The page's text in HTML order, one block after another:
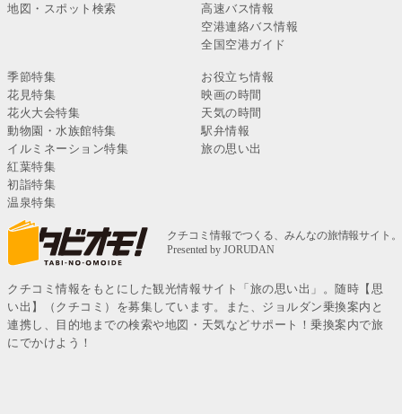
地図・スポット検索
高速バス情報
空港連絡バス情報
全国空港ガイド
季節特集
花見特集
花火大会特集
動物園・水族館特集
イルミネーション特集
紅葉特集
初詣特集
温泉特集
お役立ち情報
映画の時間
天気の時間
駅弁情報
旅の思い出
クチコミ情報をもとにした観光情報サイト「旅の思い出」。随時【思
い出】（クチコミ）を募集しています。また、ジョルダン乗換案内と
連携し、目的地までの検索や地図・天気などサポート！乗換案内で旅
にでかけよう！